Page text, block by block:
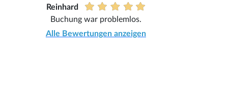
Reinhard
Buchung war problemlos.
Alle Bewertungen anzeigen